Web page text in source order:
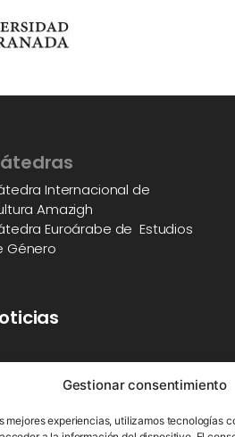
Gestionar consentimiento
mejores experiencias, utilizamos tecnologías
Internacional de
Amazigh
Euroárabe de Estudios
Género